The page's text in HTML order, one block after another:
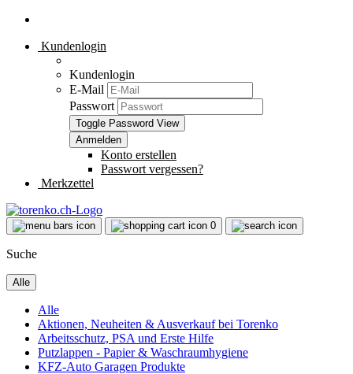
Kundenlogin
Kundenlogin
E-Mail
Passwort
Toggle Password View
Konto erstellen
Passwort vergessen?
Merkzettel
0
Suche
Alle
Alle
Aktionen, Neuheiten & Ausverkauf bei Torenko
Arbeitsschutz, PSA und Erste Hilfe
Putzlappen - Papier & Waschraumhygiene
KFZ-Auto Garagen Produkte